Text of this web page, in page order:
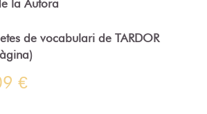
la Autora
de vocabulari de TARDOR
€